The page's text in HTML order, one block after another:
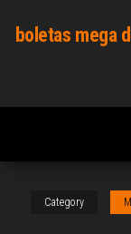
boletas mega
Category